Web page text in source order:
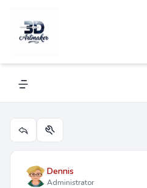
Navigation menu
Themen-Optionen
Dennis
Administrator